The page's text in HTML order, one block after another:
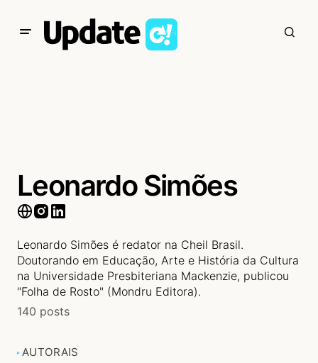
Leonardo Simões
Leonardo Simões é redator na Cheil Brasil.
Doutorando em Educação, Arte e História da Cultura
na Universidade Presbiteriana Mackenzie, publicou
"Folha de Rosto" (Mondru Editora).
140 posts
AUTORAIS